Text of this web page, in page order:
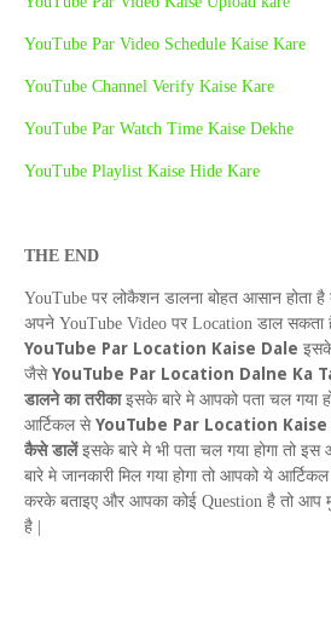
YouTube Par Video Schedule Kaise Kare
YouTube Channel Verify Kaise Kare
YouTube Par Watch Time Kaise Dekhe
YouTube Playlist Kaise Hide Kare
THE END
YouTube पर लोकैशन डालना बोहत आसान होता
अपने YouTube Video पर Location डाल सकता
YouTube Par Location Kaise Dale इसके
जैसे YouTube Par Location Dalne Ka T
डालने का तरीका इसके बारे मे आपको पता चल गया
आर्टिकल से YouTube Par Location Kaise
कैसे डालेंइसके बारे मे भी पता चल गया होगा तो
बारे मे जानकारी मिल गया होगा तो आपको ये
करके बताइए और आपका कोई Question है तो आप
है |